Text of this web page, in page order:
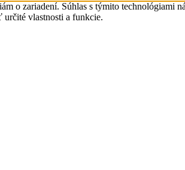
o zariadení. Súhlas s týmito technológiami
určité vlastnosti a funkcie.